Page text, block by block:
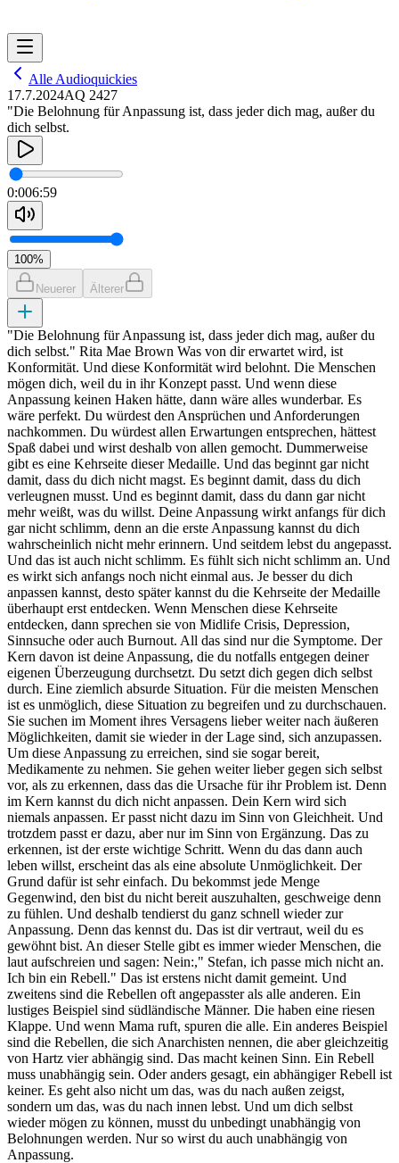
Alle Audioquickies
17.7.2024AQ 2427
"Die Belohnung für Anpassung ist, dass jeder dich mag, außer du
dich selbst.
0:006:59
100%
Neuerer Älterer
"Die Belohnung für Anpassung ist, dass jeder dich mag, außer du
dich selbst." Rita Mae Brown Was von dir erwartet wird, ist
Konformität. Und diese Konformität wird belohnt. Die Menschen
mögen dich, weil du in ihr Konzept passt. Und wenn diese
Anpassung keinen Haken hätte, dann wäre alles wunderbar. Es
wäre perfekt. Du würdest den Ansprüchen und Anforderungen
nachkommen. Du würdest allen Erwartungen entsprechen, hättest
Spaß dabei und wirst deshalb von allen gemocht. Dummerweise
gibt es eine Kehrseite dieser Medaille. Und das beginnt gar nicht
damit, dass du dich nicht magst. Es beginnt damit, dass du dich
verleugnen musst. Und es beginnt damit, dass du dann gar nicht
mehr weißt, was du willst. Deine Anpassung wirkt anfangs für dich
gar nicht schlimm, denn an die erste Anpassung kannst du dich
wahrscheinlich nicht mehr erinnern. Und seitdem lebst du angepasst.
Und das ist auch nicht schlimm. Es fühlt sich nicht schlimm an. Und
es wirkt sich anfangs noch nicht einmal aus. Je besser du dich
anpassen kannst, desto später kannst du die Kehrseite der Medaille
überhaupt erst entdecken. Wenn Menschen diese Kehrseite
entdecken, dann sprechen sie von Midlife Crisis, Depression,
Sinnsuche oder auch Burnout. All das sind nur die Symptome. Der
Kern davon ist deine Anpassung, die du notfalls entgegen deiner
eigenen Überzeugung durchsetzt. Du setzt dich gegen dich selbst
durch. Eine ziemlich absurde Situation. Für die meisten Menschen
ist es unmöglich, diese Situation zu begreifen und zu durchschauen.
Sie suchen im Moment ihres Versagens lieber weiter nach äußeren
Möglichkeiten, damit sie wieder in der Lage sind, sich anzupassen.
Um diese Anpassung zu erreichen, sind sie sogar bereit,
Medikamente zu nehmen. Sie gehen weiter lieber gegen sich selbst
vor, als zu erkennen, dass das die Ursache für ihr Problem ist. Denn
im Kern kannst du dich nicht anpassen. Dein Kern wird sich
niemals anpassen. Er passt nicht dazu im Sinn von Gleichheit. Und
trotzdem passt er dazu, aber nur im Sinn von Ergänzung. Das zu
erkennen, ist der erste wichtige Schritt. Wenn du das dann auch
leben willst, erscheint das als eine absolute Unmöglichkeit. Der
Grund dafür ist sehr einfach. Du bekommst jede Menge
Gegenwind, den bist du nicht bereit auszuhalten, geschweige denn
zu fühlen. Und deshalb tendierst du ganz schnell wieder zur
Anpassung. Denn das kennst du. Das ist dir vertraut, weil du es
gewöhnt bist. An dieser Stelle gibt es immer wieder Menschen, die
laut aufschreien und sagen: Nein:," Stefan, ich passe mich nicht an.
Ich bin ein Rebell." Das ist erstens nicht damit gemeint. Und
zweitens sind die Rebellen oft angepasster als alle anderen. Ein
lustiges Beispiel sind südländische Männer. Die haben eine riesen
Klappe. Und wenn Mama ruft, spuren die alle. Ein anderes Beispiel
sind die Rebellen, die sich Anarchisten nennen, die aber gleichzeitig
von Hartz vier abhängig sind. Das macht keinen Sinn. Ein Rebell
muss unabhängig sein. Oder anders gesagt, ein abhängiger Rebell ist
keiner. Es geht also nicht um das, was du nach außen zeigst,
sondern um das, was du nach innen lebst. Und um dich selbst
wieder mögen zu können, musst du unbedingt unabhängig von
Belohnungen werden. Nur so wirst du auch unabhängig von
Anpassung.